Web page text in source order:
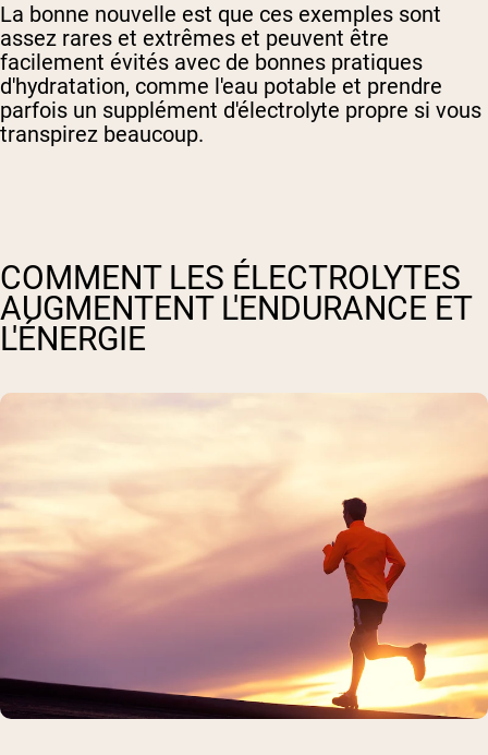
La bonne nouvelle est que ces exemples sont
assez rares et extrêmes et peuvent être
facilement évités avec de bonnes pratiques
d'hydratation, comme l'eau potable et prendre
parfois un supplément d'électrolyte propre si vous
transpirez beaucoup.
COMMENT LES ÉLECTROLYTES
AUGMENTENT L'ENDURANCE ET
L'ÉNERGIE